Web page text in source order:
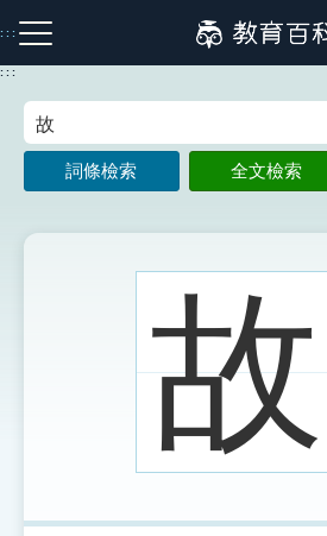
到
主
:::
注音索引圖示 筆畫索引圖示
:::
詞條檢索 全文檢索
故